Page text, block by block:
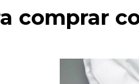
comprar